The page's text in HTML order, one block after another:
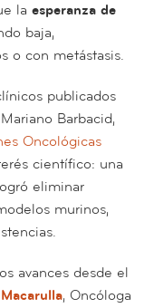
la esperanza de
baja,
o con metástasis.
publicados
Barbacid,
Oncológicas
científico: una
eliminar
murinos,
avances desde el
, Oncóloga